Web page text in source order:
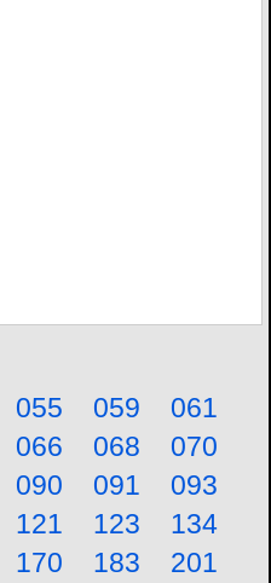
055 059
061
066 068
070
090 091
093
121 123
134
170 183
201